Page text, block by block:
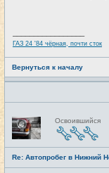
ГАЗ 24 '84 чёрная, почти сток
Вернуться к началу
Н
е
в
с
е
т
и
Освоившийся
Re: Автопробег в Нижний